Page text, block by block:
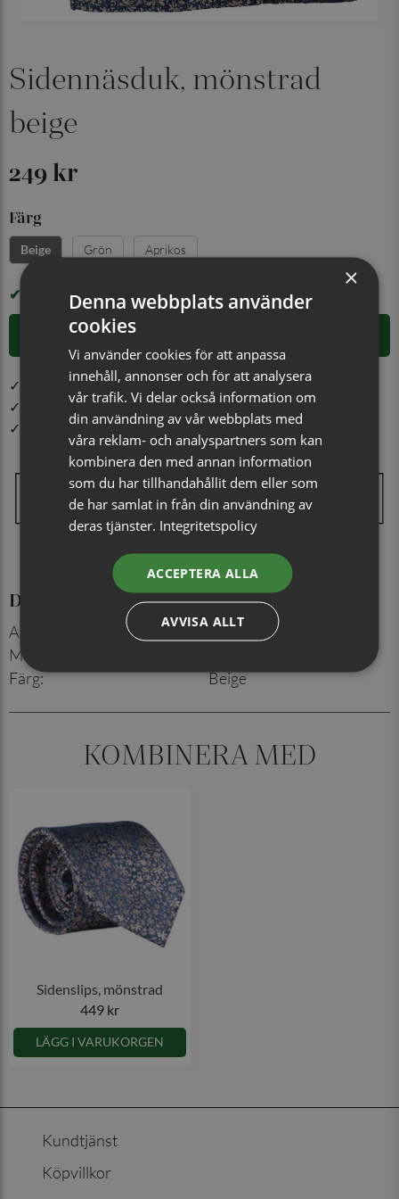
Sidennäsduk, mönstrad
beige
249 kr
Färg
Beige Grön Aprikos
I LAGER
LÄGG I VARUKORGEN
✓ Öppet köp i 30 dagar ✓ Fri frakt från 499 kr
✓ Din beställning skickas inom 1-2 vardagar
✓ Snabb leverans från vårt lager i Jönköping
Detaljer
Artikelnummer
730091521
Material
Färg: Beige
KOMBINERA MED
Sidenslips, mönstrad
449 kr
LÄGG I VARUKORGEN
Kundtjänst
Köpvillkor
×
Denna webbplats använder
cookies
Vi använder cookies för att anpassa
innehåll, annonser och för att analysera
vår trafik. Vi delar också information om
din användning av vår webbplats med
våra reklam- och analyspartners som kan
kombinera den med annan information
som du har tillhandahållit dem eller som
de har samlat in från din användning av
deras tjänster. Integritetspolicy
ACCEPTERA ALLA
AVVISA ALLT